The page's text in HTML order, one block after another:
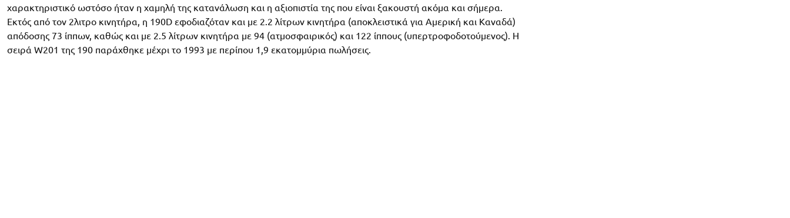
χαρακτηριστικό ωστόσο ήταν η χαμηλή της κατανάλωση και η αξιοπιστία της που είναι ξακουστή ακόμα και σήμερα.
Εκτός από τον 2λιτρο κινητήρα, η 190D εφοδιαζόταν και με 2.2 λίτρων κινητήρα (αποκλειστικά για Αμερική και Καναδά)
απόδοσης 73 ίππων, καθώς και με 2.5 λίτρων κινητήρα με 94 (ατμοσφαιρικός) και 122 ίππους (υπερτροφοδοτούμενος). Η
σειρά W201 της 190 παράχθηκε μέχρι το 1993 με περίπου 1,9 εκατομμύρια πωλήσεις.